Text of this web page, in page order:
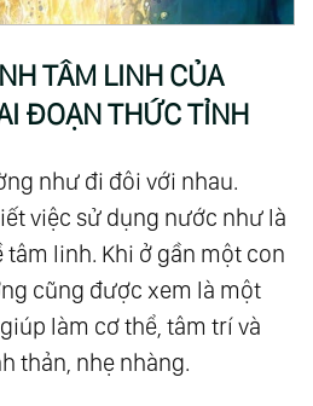
TÂM LINH CỦA
ĐOẠN THỨC TỈNH
như đi đôi với nhau.
việc sử dụng nước như là
linh. Khi ở gần một con
cũng được xem là một
làm cơ thể, tâm trí và
thản, nhẹ nhàng.